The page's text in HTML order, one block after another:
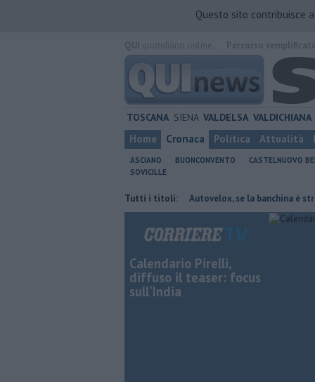
Questo sito contribuisce
TOSCANA SIENA VALDELSA VALDICHIANA
Home Cronaca Politica Attualità
ASCIANO BUONCONVENTO CASTELNUOVO
SOVICILLE
Tutti i titoli:
le malattie rare del polmone Autovelox, se la banchina è stretta la
Calendario Pirelli,
diffuso il teaser: focus
sull'India